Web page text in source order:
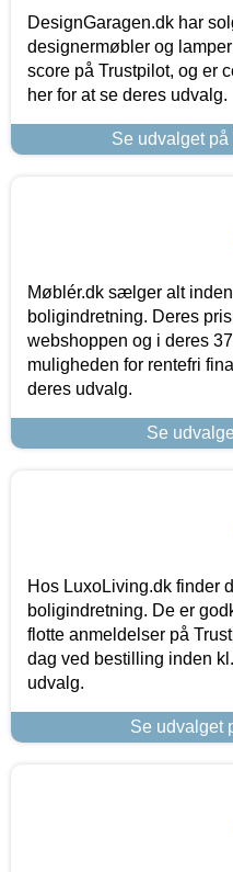
DesignGaragen.dk har
designermøbler og
score på Trustpilot, og er
her for at se deres udvalg.
Se udvalget
Møblér.dk sælger alt
boligindretning. Deres
webshoppen og i deres
muligheden for rentefri
deres udvalg.
Se
Hos LuxoLiving.dk finder
boligindretning. De er
flotte anmeldelser på
dag ved bestilling inden
udvalg.
Se udvalget